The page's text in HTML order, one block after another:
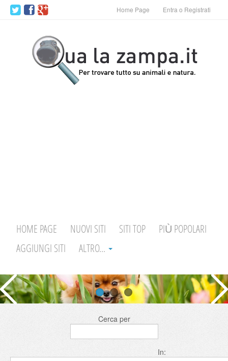
Home Page Entra o Registrati
HOME PAGE NUOVI SITI SITI TOP
PIÙ POPOLARI
AGGIUNGI SITI
ALTRO...
Cerca per
In: